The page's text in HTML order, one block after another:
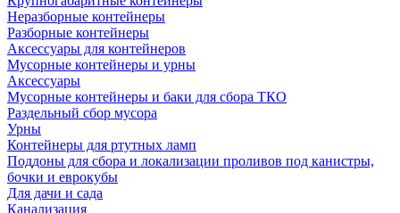
Неразборные контейнеры
Разборные контейнеры
Аксессуары для контейнеров
Мусорные контейнеры и урны
Аксессуары
Мусорные контейнеры и баки для сбора ТКО
Раздельный сбор мусора
Урны
Контейнеры для ртутных ламп
Поддоны для сбора и локализации проливов под канистры,
бочки и еврокубы
Для дачи и сада
Канализация